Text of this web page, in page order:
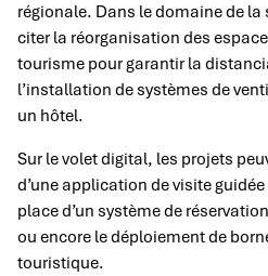
régionale. Dans le domaine de
citer la réorganisation des
tourisme pour garantir la
l’installation de systèmes de
un hôtel.
Sur le volet digital, les projets
d’une application de visite
place d’un système de
ou encore le déploiement de
touristique.